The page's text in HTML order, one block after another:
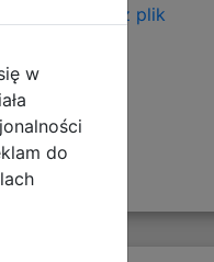
pobierz plik
w
do